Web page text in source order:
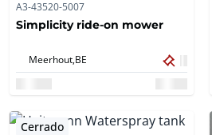
A3-43520-5007
Simplicity ride-on mower
Meerhout, BE
Cerrado